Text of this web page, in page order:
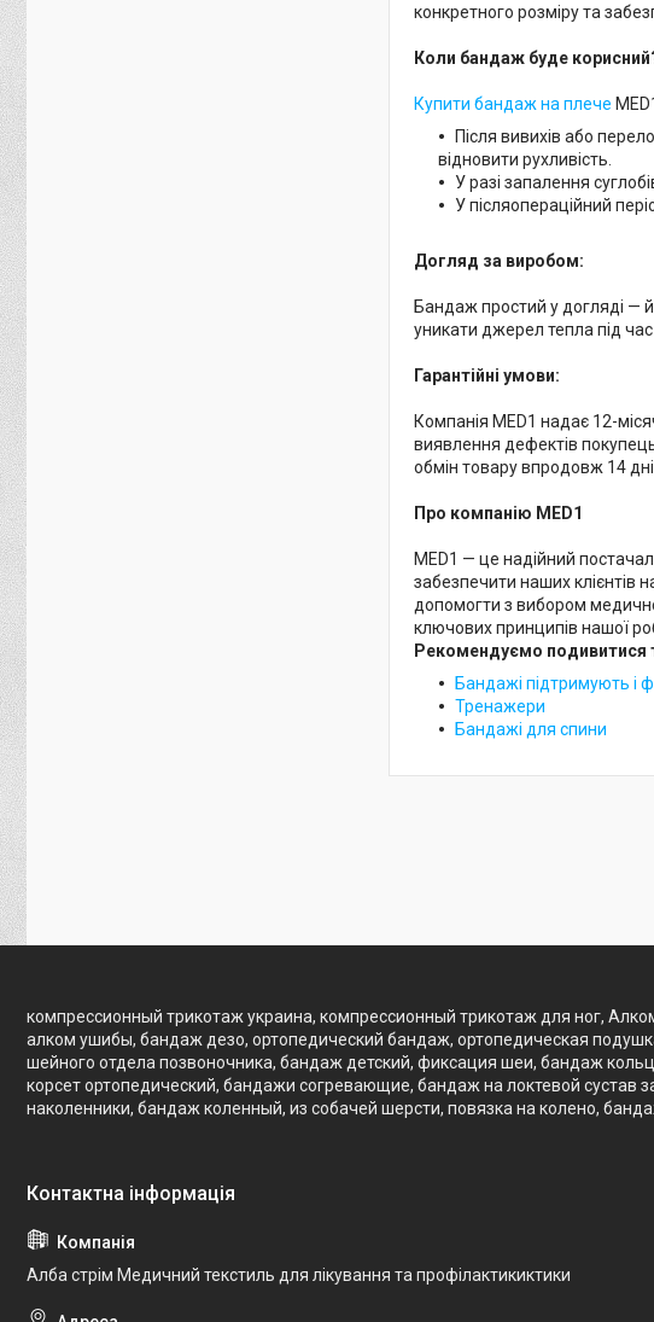
конкретного розміру та
Коли бандаж буде
Купити бандаж на плече
Після вивихів або
відновити рухливість.
У разі запалення
У післяопераційний
Догляд за виробом:
Бандаж простий у догляді —
уникати джерел тепла під час
Гарантійні умови:
Компанія MED1 надає 12-
виявлення дефектів
обмін товару впродовж 14
Про компанію MED1
MED1 — це надійний
забезпечити наших клієнтів
допомогти з вибором
ключових принципів нашої
Рекомендуємо подивитися
Бандажі підтримують і
Тренажери
Бандажі для спини
компрессионный трикотаж украина, компрессионный трикотаж для ног,
алком ушибы, бандаж дезо, ортопедический бандаж, ортопедическая
шейного отдела позвоночника, бандаж детский, фиксация шеи, бандаж
корсет ортопедический, бандажи согревающие, бандаж на локтевой сустав
наколенники, бандаж коленный, из собачей шерсти, повязка на колено,
Алба стрім Медичний текстиль для лікування та профілактикиктики